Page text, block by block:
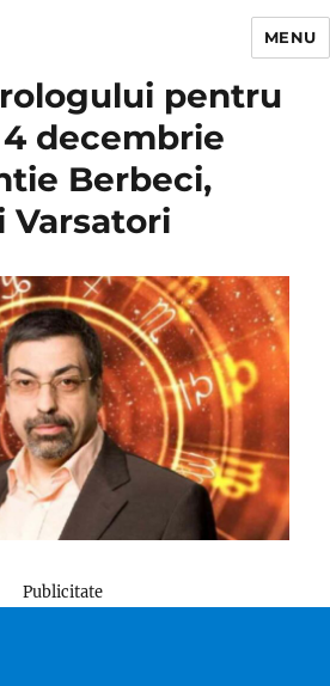
MENU
pentru
decembrie
Berbeci,
Varsatori
Publicitate